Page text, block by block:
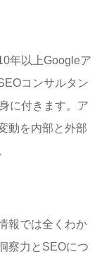
年以上Googleア
コンサルタン
に付きます。ア
動を内部と外部
報では全くわか
察力とSEOにつ